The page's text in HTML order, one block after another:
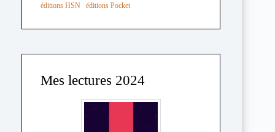
éditions HSN éditions Pocket
Mes lectures 2024